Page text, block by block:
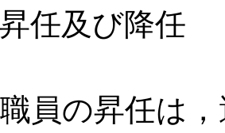
任及び降任
員の昇任は，